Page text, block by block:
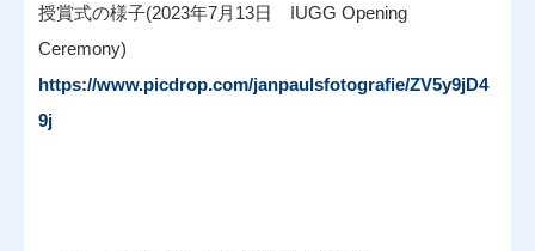
授賞式の様子(2023年7月13日 IUGG Opening
Ceremony)
https://www.picdrop.com/janpaulsfotografie/ZV5y9jD4
9j